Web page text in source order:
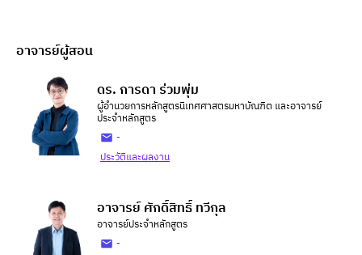
อาจารย์ผู้สอน
ดร. การดา ร่วมพุ่ม
ผู้อำนวยการหลักสูตรนิเทศศาสตรมหาบัณฑิต และอาจารย์
ประจำหลักสูตร
-
ประวัติและผลงาน
อาจารย์ ศักดิ์สิทธิ์ ทวีกุล
อาจารย์ประจำหลักสูตร
-